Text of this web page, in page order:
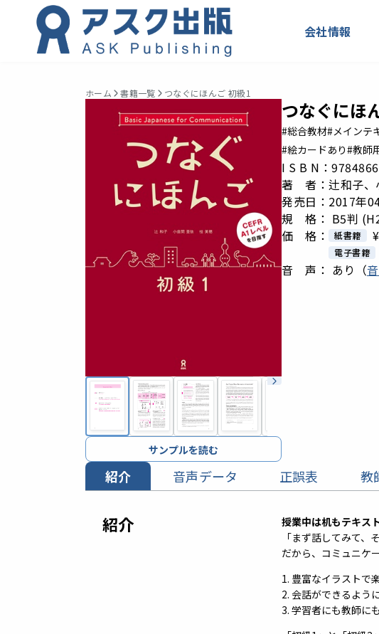
会社情報
ホーム 書籍一覧 つなぐにほんご 初級1
サンプルを読む
つなぐにほ
#総合教材#メインテ
#絵カードあり#教師
I S B N：
著 者：辻和子、
発売日：2017年
規 格： B5判
価 格：
紙書籍
電子書籍
音 声： あり（
紹介 音声データ 正誤表 教
紹介
授業中は机もテキス
「まず話してみて、
だから、コミュニケ
1. 豊富なイラストで
2. 会話ができるよう
3. 学習者にも教師に